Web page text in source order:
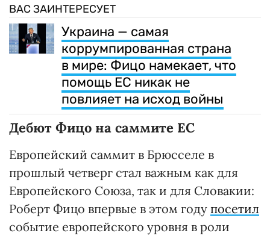
ВАС ЗАИНТЕРЕСУЕТ
Украина — самая
коррумпированная страна
в мире: Фицо намекает, что
помощь ЕС никак не
повлияет на исход войны
Дебют Фицо на саммите ЕС
Европейский саммит в Брюсселе в
прошлый четверг стал важным как для
Европейского Союза, так и для Словакии:
Роберт Фицо впервые в этом году посетил
событие европейского уровня в роли